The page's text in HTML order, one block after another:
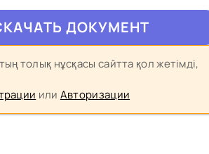
ДОКУМЕНТ
толық нұсқасы сайтта қол жетімді,
или Авторизации